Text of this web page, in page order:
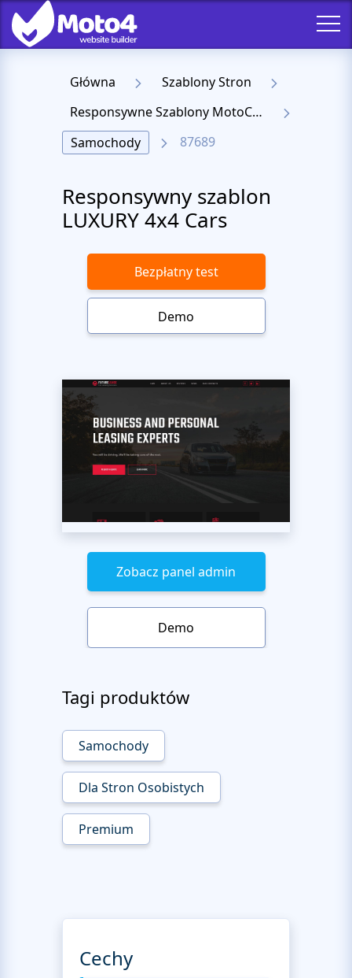
Główna
Szablony Stron
Responsywne Szablony MotoCMS 3
Samochody
87689
Responsywny szablon
LUXURY 4х4 Cars
Bezpłatny test
Demo
Zobacz panel admin
Demo
Tagi produktów
Samochody
Dla Stron Osobistych
Premium
Cechy